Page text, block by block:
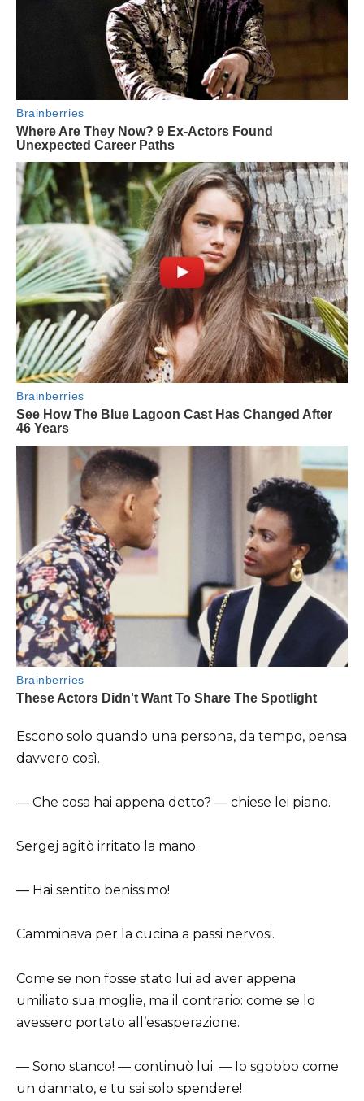
Escono solo quando una persona, da tempo, pensa
davvero così.
— Che cosa hai appena detto? — chiese lei piano.
Sergej agitò irritato la mano.
— Hai sentito benissimo!
Camminava per la cucina a passi nervosi.
Come se non fosse stato lui ad aver appena
umiliato sua moglie, ma il contrario: come se lo
avessero portato all’esasperazione.
— Sono stanco! — continuò lui. — Io sgobbo come
un dannato, e tu sai solo spendere!